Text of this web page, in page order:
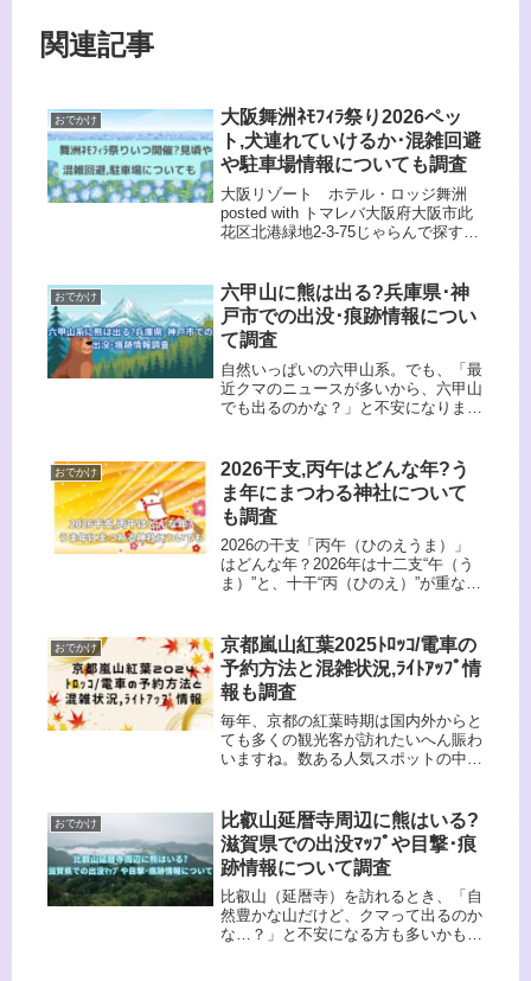
関連記事
おでかけ
大阪舞洲ﾈﾓﾌｨﾗ祭り2026ペッ
ト,犬連れていけるか･混雑回避
や駐車場情報についても調査
大阪リゾート ホテル・ロッジ舞洲
posted with トマレバ大阪府大阪市此
花区北港緑地2-3-75じゃらんで探す
る「大阪舞洲ネモフィラ祭り」。
2026年、大阪まいし...
おでかけ
六甲山に熊は出る?兵庫県･神
戸市での出没･痕跡情報につい
て調査
自然いっぱいの六甲山系。でも、「最
近クマのニュースが多いから、六甲山
でも出るのかな？」と不安になります
山や山遊びに出かける際の 注意点 も
あわせてご紹介します。少しでも安
心...
おでかけ
2026干支,丙午はどんな年?う
ま年にまつわる神社について
も調査
2026の干支「丙午（ひのえうま）」
はどんな年？2026年は十二支“午（う
ま）”と、十干“丙（ひのえ）”が重なる
「午」＝活発・行動力・勝負丙午が重
なると、🔥 強いエネルギー...
おでかけ
京都嵐山紅葉2025ﾄﾛｯｺ/電車の
予約方法と混雑状況,ﾗｲﾄｱｯﾌﾟ情
報も調査
毎年、京都の紅葉時期は国内外からと
ても多くの観光客が訪れたいへん賑わ
いますね。数ある人気スポットの中で
トアップ情報もご紹介していきたいと
思います！わんこ嵐山・嵯峨野のトロ
ッ...
おでかけ
比叡山延暦寺周辺に熊はいる?
滋賀県での出没ﾏｯﾌﾟや目撃･痕
跡情報について調査
比叡山（延暦寺）を訪れるとき、「自
然豊かな山だけど、クマって出るのか
な…？」と不安になる方も多いかもし